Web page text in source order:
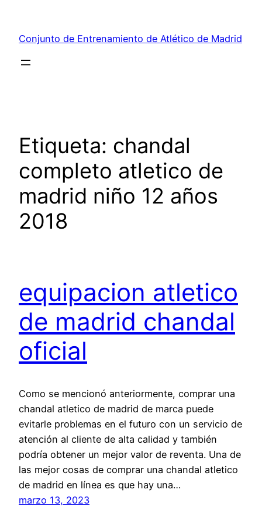
contenido
Conjunto de Entrenamiento de Atlético de Madrid
Etiqueta: chandal
completo atletico de
madrid niño 12 años
2018
equipacion atletico
de madrid chandal
oficial
Como se mencionó anteriormente, comprar una
chandal atletico de madrid de marca puede
evitarle problemas en el futuro con un servicio de
atención al cliente de alta calidad y también
podría obtener un mejor valor de reventa. Una de
las mejor cosas de comprar una chandal atletico
de madrid en línea es que hay una…
marzo 13, 2023